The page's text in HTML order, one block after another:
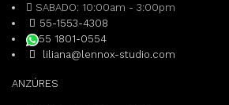
SABADO: 10:00am - 3:00pm
55-1553-4308
55 1801-0554
liliana@lennox-studio.com
ANZÚRES